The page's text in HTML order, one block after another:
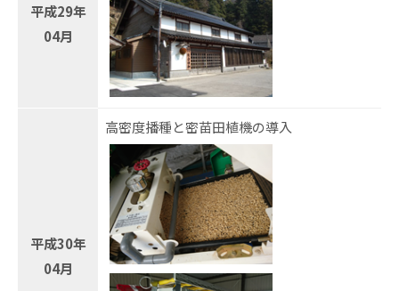
平成29年
04月
平成30年
04月
高密度播種と密苗田植機の導入